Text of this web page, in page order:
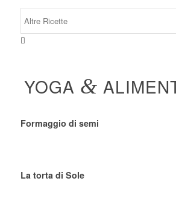
YOGA &
Formaggio di semi
La torta di Sole